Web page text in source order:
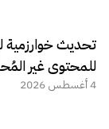
تحديث خوارزمية
للمحتوى غير
4 أغسطس 2026